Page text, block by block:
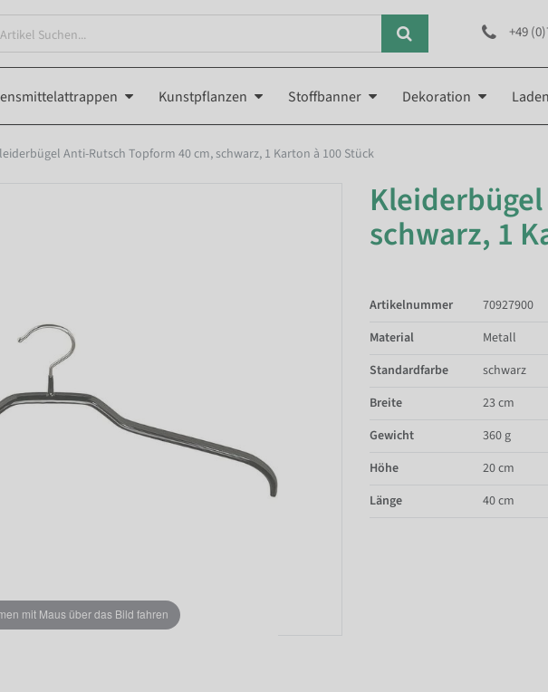
+49
Kunstpflanzen Stoffbanner Dekoration
Anti-Rutsch Topform 40 cm, schwarz, 1 Karton à 100 Stück
mit Maus über das Bild fahren
schwarz, 1
Artikelnummer
70927900
Material
Metall
Standardfarbe
schwarz
Breite
23 cm
Gewicht
360 g
Höhe
20 cm
Länge
40 cm